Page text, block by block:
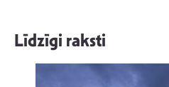
Līdzīgi raksti